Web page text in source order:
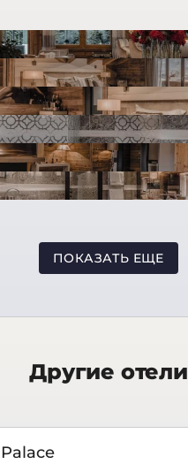
ПОКАЗАТЬ ЕЩЕ
Другие отели